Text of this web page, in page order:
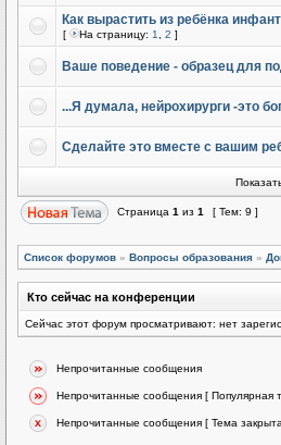
Как вырастить из ребёнка
[ На страницу: 1 2 ]
Ваше поведение - образец для
...Я думала, нейрохирурги -это
Сделайте это вместе с вашим
Страница 1 из 1 [ Тем: 9 ]
Список форумов » Вопросы образования »
Кто сейчас на конференции
Сейчас этот форум просматривают: нет
Непрочитанные сообщения
Непрочитанные сообщения [ Популярная
Непрочитанные сообщения [ Тема